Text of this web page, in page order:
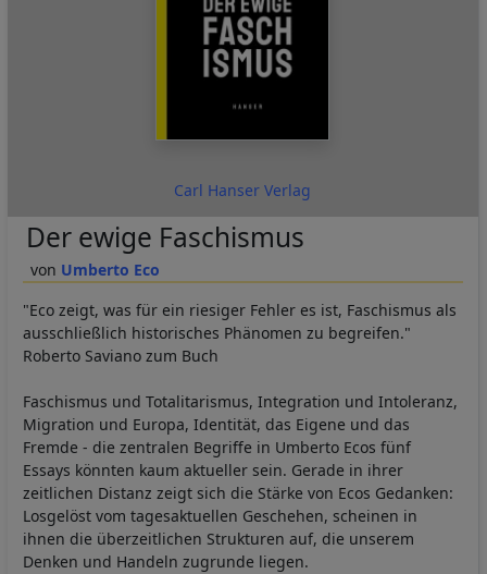
Carl Hanser Verlag
Umberto Eco
Der ewige Faschismus
"Eco zeigt, was für ein riesiger Fehler es ist, Faschismus als
ausschließlich historisches Phänomen zu begreifen."
Roberto Saviano zum Buch
Faschismus und Totalitarismus, Integration und Intoleranz,
Migration und Europa, Identität, das Eigene und das
Fremde - die zentralen Begriffe in Umberto Ecos fünf
Essays könnten kaum aktueller sein. Gerade in ihrer
zeitlichen Distanz zeigt sich die Stärke von Ecos Gedanken:
Losgelöst vom tagesaktuellen Geschehen, scheinen in
ihnen die überzeitlichen Strukturen auf, die unserem
Denken und Handeln zugrunde liegen.